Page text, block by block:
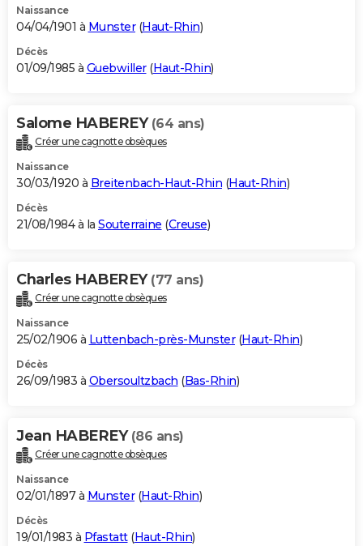
Naissance
04/04/1901 à Munster(Haut-Rhin)
Décès
01/09/1985 à Guebwiller(Haut-Rhin)
Salome HABEREY (64 ans)
Créer une cagnotte obsèques
Naissance
30/03/1920 à Breitenbach-Haut-Rhin (Haut-Rhin)
Décès
21/08/1984 à la Souterraine (Creuse)
Charles HABEREY (77 ans)
Créer une cagnotte obsèques
Naissance
25/02/1906 à Luttenbach-près-Munster(Haut-Rhin)
Décès
26/09/1983 à Obersoultzbach (Bas-Rhin)
Jean HABEREY (86 ans)
Créer une cagnotte obsèques
Naissance
02/01/1897 à Munster(Haut-Rhin)
Décès
19/01/1983 à Pfastatt(Haut-Rhin)